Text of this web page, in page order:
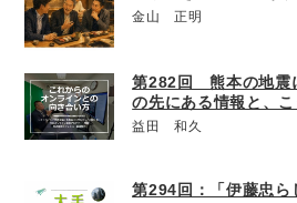
金山 正明
第282回 熊本の地震
の先にある情報と、
益田 和久
第294回：「伊藤忠ら